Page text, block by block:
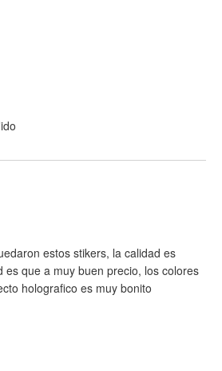
estos stikers, la calidad es
es que a muy buen precio, los colores
holografico es muy bonito